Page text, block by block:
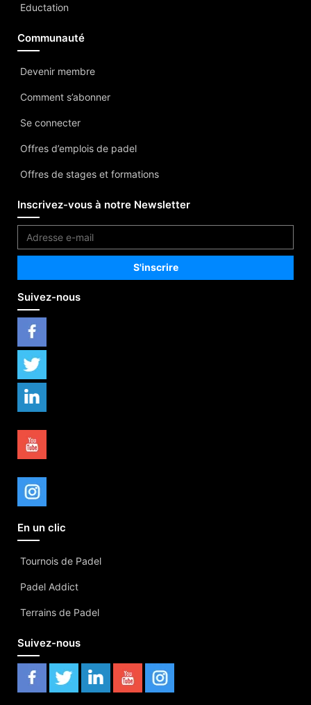
Eductation
Communauté
Devenir membre
Comment s’abonner
Se connecter
Offres d’emplois de padel
Offres de stages et formations
Inscrivez-vous à notre Newsletter
Suivez-nous
En un clic
Tournois de Padel
Padel Addict
Terrains de Padel
Suivez-nous